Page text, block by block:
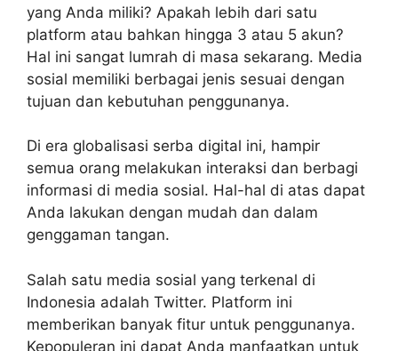
yang Anda miliki? Apakah lebih dari satu
platform atau bahkan hingga 3 atau 5 akun?
Hal ini sangat lumrah di masa sekarang. Media
sosial memiliki berbagai jenis sesuai dengan
tujuan dan kebutuhan penggunanya.
Di era globalisasi serba digital ini, hampir
semua orang melakukan interaksi dan berbagi
informasi di media sosial. Hal-hal di atas dapat
Anda lakukan dengan mudah dan dalam
genggaman tangan.
Salah satu media sosial yang terkenal di
Indonesia adalah Twitter. Platform ini
memberikan banyak fitur untuk penggunanya.
Kepopuleran ini dapat Anda manfaatkan untuk